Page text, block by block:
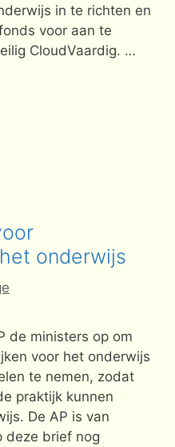
in te richten en
voor aan te
CloudVaardig. …
onderwijs
de ministers op om
voor het onderwijs
te nemen, zodat
praktijk kunnen
De AP is van
deze brief nog